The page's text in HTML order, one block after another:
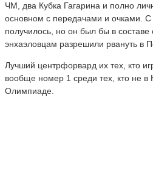
ЧМ, два Кубка Гагарина и полно
основном с передачами и очками.
получилось, но он был бы в
энхаэловцам разрешили рвануть в
Лучший центрфорвард их тех, кто
вообще номер 1 среди тех, кто не
Олимпиаде.